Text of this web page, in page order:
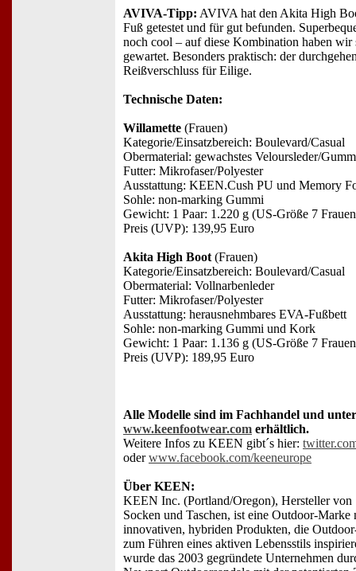
AVIVA-Tipp: AVIVA hat den Akita High
Fuß getestet und für gut befunden.
noch cool – auf diese Kombination haben wir
gewartet. Besonders praktisch: der
Reißverschluss für Eilige.
Technische Daten:
Willamette (Frauen)
Kategorie/Einsatzbereich: Boulevard/Casual
Obermaterial: gewachstes Veloursleder/
Futter: Mikrofaser/Polyester
Ausstattung: KEEN.Cush PU und Memory
Sohle: non-marking Gummi
Gewicht: 1 Paar: 1.220 g (US-Größe 7
Preis (UVP): 139,95 Euro
Akita High Boot(Frauen)
Kategorie/Einsatzbereich: Boulevard/Casual
Obermaterial: Vollnarbenleder
Futter: Mikrofaser/Polyester
Ausstattung: herausnehmbares EVA-Fußbett
Sohle: non-marking Gummi und Kork
Gewicht: 1 Paar: 1.136 g (US-Größe 7
Preis (UVP): 189,95 Euro
Alle Modelle sind im Fachhandel und
www.keenfootwear.com erhältlich.
Weitere Infos zu KEEN gibt´s hier:
oderwww.facebook.com/keeneurope
Über KEEN:
KEEN Inc. (Portland/Oregon), Hersteller von
Socken und Taschen, ist eine Outdoor-Marke
innovativen, hybriden Produkten, die
zum Führen eines aktiven Lebensstils
wurde das 2003 gegründete Unternehmen